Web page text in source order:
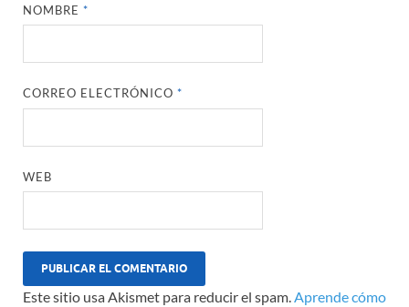
NOMBRE*
CORREO ELECTRÓNICO*
WEB
Este sitio usa Akismet para reducir el spam.Aprende cómo